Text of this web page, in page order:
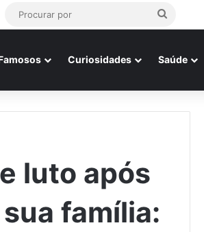
Procurar
Curiosidades Saúde
luto após
família: